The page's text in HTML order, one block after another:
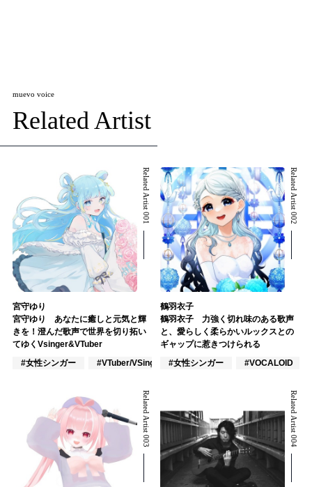
muevo voice
Related Artist
Related Artist 001
宮守ゆり
宮守ゆり あなたに癒しと元気と輝
きを！澄んだ歌声で世界を切り拓い
てゆくVsinger&VTuber
#女性シンガー
#VTuber/VSinger #VOCALOID
Related Artist 002
鶴羽衣子
鶴羽衣子 力強く切れ味のある歌声
と、愛らしく柔らかいルックスとの
ギャップに惹きつけられる
#女性シンガー
#VOCALOID
Related Artist 003 Related Artist 004